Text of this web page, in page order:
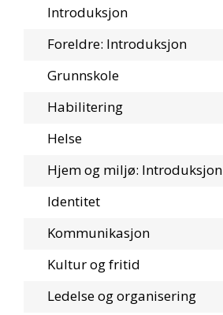
Introduksjon
Foreldre: Introduksjon
Grunnskole
Habilitering
Helse
Hjem og miljø: Introduksjon
Identitet
Kommunikasjon
Kultur og fritid
Ledelse og organisering